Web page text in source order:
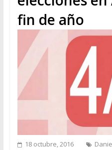
fin de año
18 octubre, 2016